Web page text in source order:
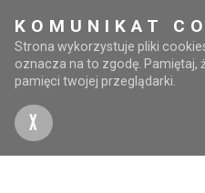
KOMUNIKAT
Strona wykorzystuje pliki
oznacza na to zgodę. Pamiętaj,
pamięci twojej przeglądarki.
X